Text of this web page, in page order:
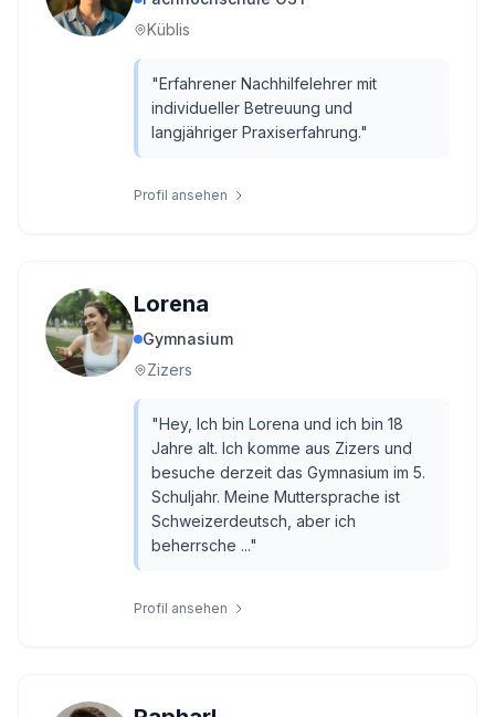
Küblis
"Erfahrener Nachhilfelehrer mit
individueller Betreuung und
langjähriger Praxiserfahrung."
Profil ansehen
Lorena
Gymnasium
Zizers
"Hey, Ich bin Lorena und ich bin 18
Jahre alt. Ich komme aus Zizers und
besuche derzeit das Gymnasium im 5.
Schuljahr. Meine Muttersprache ist
Schweizerdeutsch, aber ich
beherrsche ..."
Profil ansehen